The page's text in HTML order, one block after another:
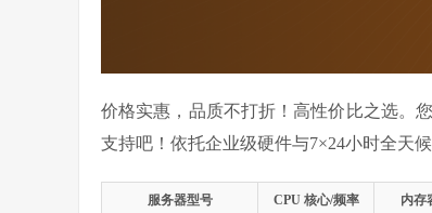
价格实惠，品质不打折！高性价比之选
支持吧！依托企业级硬件与7×24小时全天
服务器型号 CPU 核心/频率 内存